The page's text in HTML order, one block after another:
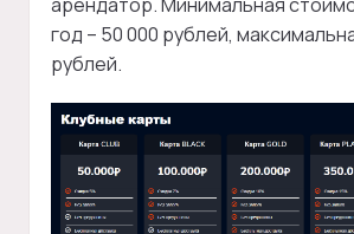
год – 50 000 рублей,
рублей.